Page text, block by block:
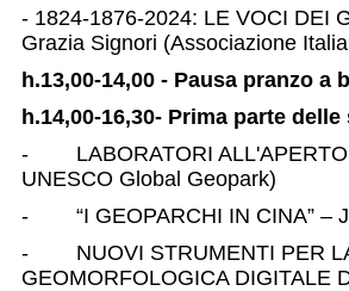
- 1824-1876-2024: LE VOCI DEI
Grazia Signori (Associazione
h.13,00-14,00 - Pausa pranzo a
h.14,00-16,30- Prima parte
- LABORATORI ALL'APERTO
UNESCO Global Geopark)
- “I GEOPARCHI IN CINA” –
- NUOVI STRUMENTI PER LA
GEOMORFOLOGICA DIGITALE